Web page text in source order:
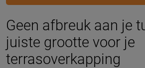
Geen afbreuk aan je
juiste grootte voor je
terrasoverkapping